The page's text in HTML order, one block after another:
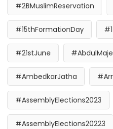
#2BMuslimReservation
#15thFormationDay
#21stJune
#AmbedkarJatha
#AssemblyElections2023
#AssemblyElections20223